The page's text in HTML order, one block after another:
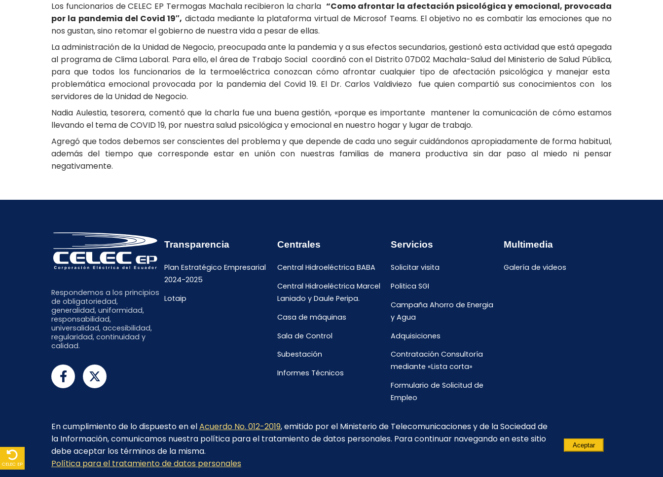
Los funcionarios de CELEC EP Termogas Machala recibieron la charla “Como afrontar la afectación psicológica y emocional, provocada
por la pandemia del Covid 19″, dictada mediante la plataforma virtual de Microsof Teams. El objetivo no es combatir las emociones que no
nos gustan, sino retomar el gobierno de nuestra vida a pesar de ellas.
La administración de la Unidad de Negocio, preocupada ante la pandemia y a sus efectos secundarios, gestionó esta actividad que está apegada
al programa de Clima Laboral. Para ello, el área de Trabajo Social coordinó con el Distrito 07D02 Machala-Salud del Ministerio de Salud Pública,
para que todos los funcionarios de la termoeléctrica conozcan cómo afrontar cualquier tipo de afectación psicológica y manejar esta
problemática emocional provocada por la pandemia del Covid 19. El Dr. Carlos Valdiviezo fue quien compartió sus conocimientos con los
servidores de la Unidad de Negocio.
Nadia Aulestia, tesorera, comentó que la charla fue una buena gestión, «porque es importante mantener la comunicación de cómo estamos
llevando el tema de COVID 19, por nuestra salud psicológica y emocional en nuestro hogar y lugar de trabajo.
Agregó que todos debemos ser conscientes del problema y que depende de cada uno seguir cuidándonos apropiadamente de forma habitual,
además del tiempo que corresponde estar en unión con nuestras familias de manera productiva sin dar paso al miedo ni pensar
negativamente.
Respondemos a los principios
de obligatoriedad,
generalidad, uniformidad,
responsabilidad,
universalidad, accesibilidad,
regularidad, continuidad y
calidad.
Transparencia
Plan Estratégico Empresarial
2024-2025
Lotaip
Centrales
Central Hidroeléctrica BABA
Central Hidroeléctrica Marcel
Laniado y Daule Peripa.
Casa de máquinas
Sala de Control
Subestación
Informes Técnicos
Servicios
Solicitar visita
Politica SGI
Campaña Ahorro de Energia
y Agua
Adquisiciones
Contratación Consultoría
mediante «Lista corta»
Formulario de Solicitud de
Empleo
Multimedia
Galería de videos
© 2023 - CELEC EP - Todos los derechos reservados
En cumplimiento de lo dispuesto en elAcuerdo No. 012-2019, emitido por el Ministerio de Telecomunicaciones y de la Sociedad de
la Información, comunicamos nuestra política para el tratamiento de datos personales. Para continuar navegando en este sitio
debe aceptar los términos de la misma.
Política para el tratamiento de datos personales
Aceptar
CELEC EP